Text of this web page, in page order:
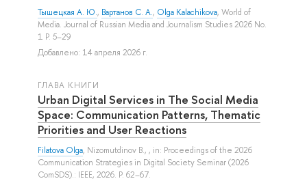
Тышецкая А. Ю., Вартанов С. А., Olga Kalachikova, World of
Media. Journal of Russian Media and Journalism Studies 2026 No.
1 P. 5–29
Добавлено: 14 апреля 2026 г.
ГЛАВА КНИГИ
Urban Digital Services in The Social Media
Space: Communication Patterns, Thematic
Priorities and User Reactions
Filatova Olga, Nizomutdinov B., , in: Proceedings of the 2026
Communication Strategies in Digital Society Seminar (2026
ComSDS).: IEEE, 2026. P. 62–67.